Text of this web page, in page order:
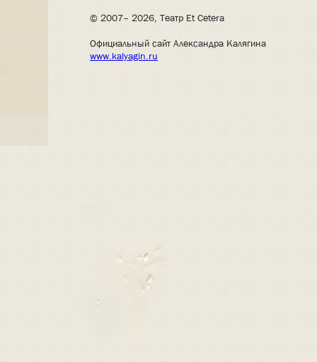
© 2007– 2026, Театр Et Cetera
Официальный сайт Александра Калягина
www.kalyagin.ru